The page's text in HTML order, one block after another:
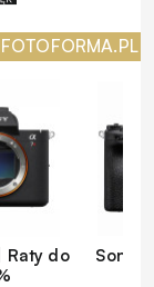
Raty do
Sony